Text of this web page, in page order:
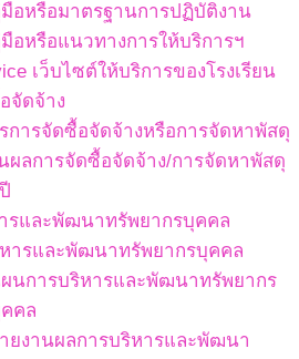
อหรือมาตรฐานการปฏิบัติงาน
อหรือแนวทางการให้บริการฯ
เว็บไซต์ให้บริการของโรงเรียน
จัดจ้าง
การจัดซื้อจัดจ้างหรือการจัดหาพัสดุ
ผลการจัดซื้อจัดจ้าง/การจัดหาพัสดุ
รและพัฒนาทรัพยากรบุคคล
ารและพัฒนาทรัพยากรบุคคล
นการบริหารและพัฒนาทรัพยากร
คล
ยงานผลการบริหารและพัฒนา